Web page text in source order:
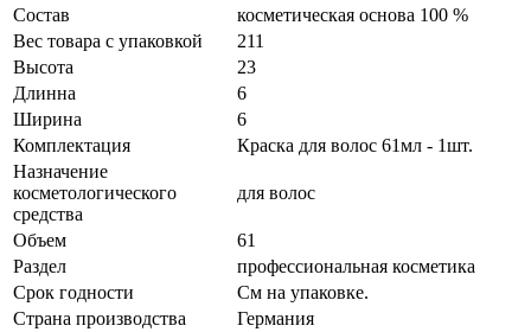
Состав
косметическая основа 100 %
Вес товара с упаковкой
211
Высота
23
Длинна
6
Ширина
6
Комплектация
Краска для волос 61мл - 1шт.
Назначение
косметологического
средства
для волос
Объем
61
Раздел
профессиональная косметика
Срок годности
См на упаковке.
Страна производства
Германия